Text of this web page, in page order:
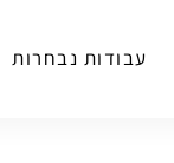
עבודות נבחרות